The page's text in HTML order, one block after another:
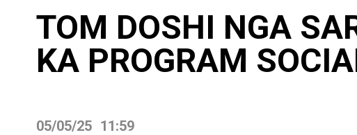
TOM DOSHI NGA
KA PROGRAM
05/05/25 11:59